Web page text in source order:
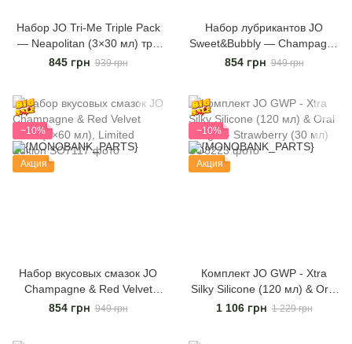
Набор JO Tri-Me Triple Pack
— Neapolitan (3×30 мл) три
разных вкуса оральных
845 грн 939 грн
Набор лубрикантов JO
Sweet&Bubbly — Champagne
& Chocolate Covered
854 грн 949 грн
−10%
Акция
Набор вкусовых смазок JO
Champagne & Red Velvet
Cake (2×60 мл), Limited
854 грн 949 грн
−10%
Акция
Комплект JO GWP - Xtra
Silky Silicone (120 мл) & Oral
Delight - Strawberry (30 мл)
1 106 грн 1 229 грн